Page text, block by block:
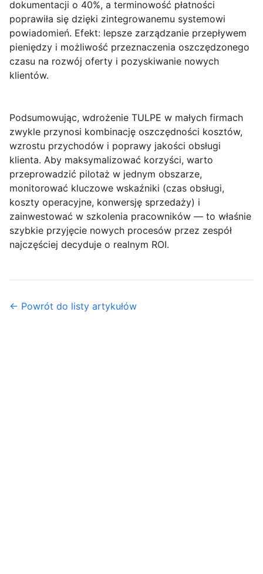
dokumentacji o 40%, a terminowość płatności
poprawiła się dzięki zintegrowanemu systemowi
powiadomień. Efekt: lepsze zarządzanie przepływem
pieniędzy i możliwość przeznaczenia oszczędzonego
czasu na rozwój oferty i pozyskiwanie nowych
klientów.
Podsumowując, wdrożenie TULPE w małych firmach
zwykle przynosi kombinację oszczędności kosztów,
wzrostu przychodów i poprawy jakości obsługi
klienta. Aby maksymalizować korzyści, warto
przeprowadzić pilotaż w jednym obszarze,
monitorować kluczowe wskaźniki (czas obsługi,
koszty operacyjne, konwersję sprzedaży) i
zainwestować w szkolenia pracowników — to właśnie
szybkie przyjęcie nowych procesów przez zespół
najczęściej decyduje o realnym ROI.
← Powrót do listy artykułów